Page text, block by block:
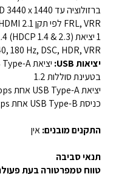
FRL, VRR לפי תקן HDMI 2.1)
‎180 Hz‎, DSC, HDR, VRR)
יציאות USB:
בטעינת סוללות ‎1.2‎
יציאת USB Type-A אחת ‎5Gbps‎
כניסת USB Type-B אחת ‎5Gbps‎ לעליה (Upstream)
התקנים מובנים:אין
תנאי סביבה
טווח טמפרטורה בעת